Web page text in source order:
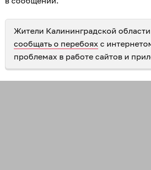
Жители Калининградской области
сообщать о перебоях с
проблемах в работе сайтов и